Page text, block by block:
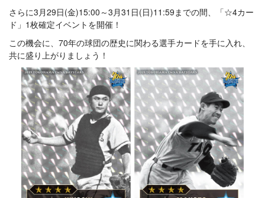
さらに3月29日(金)15:00～3月31日(日)11:59までの間、「☆4カー
ド」1枚確定イベントを開催！
この機会に、70年の球団の歴史に関わる選手カードを手に入れ、
共に盛り上がりましょう！